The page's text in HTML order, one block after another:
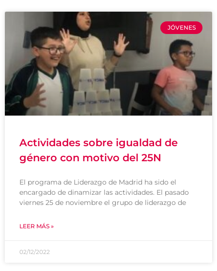
JÓVENES
Actividades sobre igualdad de
género con motivo del 25N
El programa de Liderazgo de Madrid ha sido el
encargado de dinamizar las actividades. El pasado
viernes 25 de noviembre el grupo de liderazgo de
LEER MÁS »
02/12/2022